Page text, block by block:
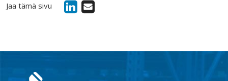
Jaa tämä sivu